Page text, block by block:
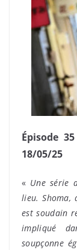
Épisode
18/05/25
« Une série
lieu. Shoma,
est soudain
impliqué
soupçonne